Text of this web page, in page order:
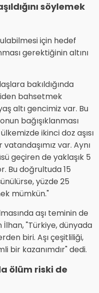
söylemek
için hedef
gerektiğinin altını
bakıldığında
bahsetmek
altı gencimiz var. Bu
bağışıklanması
ikinci doz aşısı
var. Aynı
geçiren de yaklaşık 5
Bu doğrultuda 15
yüzde 25
mümkün."
aşı teminin de
İlhan, "Türkiye, dünyada
biri. Aşı çeşitliliği,
bir kazanımdır" dedi.
ölüm riski de